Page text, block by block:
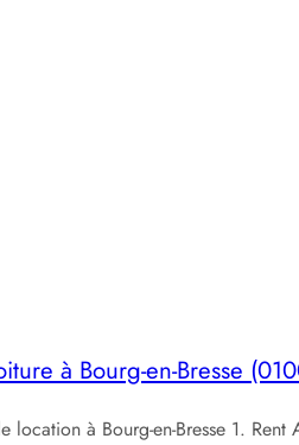
à Bourg-en-Bresse
location à Bourg‑en‑Bresse 1.